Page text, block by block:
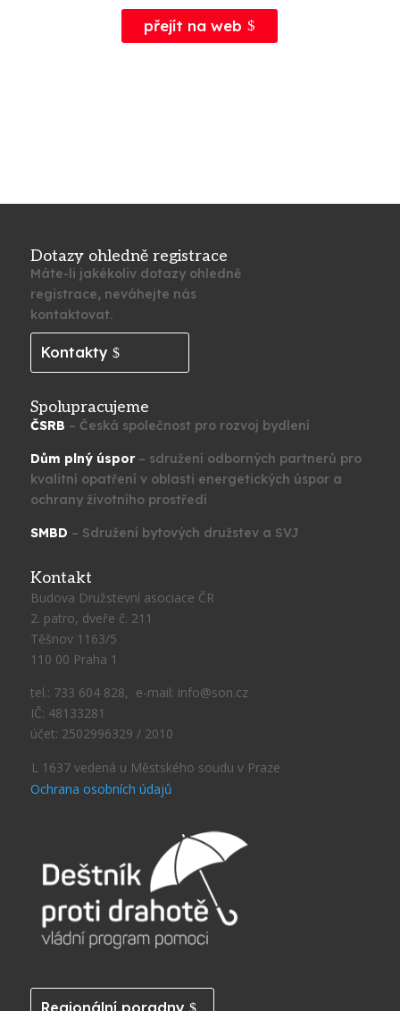
přejít na web
Dotazy ohledně registrace
Máte-li jakékoliv dotazy ohledně
registrace, neváhejte nás
kontaktovat.
Kontakty
Spolupracujeme
ČSRB – Česká společnost pro rozvoj bydlení
Dům plný úspor– sdružení odborných partnerů pro
kvalitní opatření v oblasti energetických úspor a
ochrany životního prostředí
SMBD – Sdružení bytových družstev a SVJ
Kontakt
Budova Družstevní asociace ČR
2. patro, dveře č. 211
Těšnov 1163/5
110 00 Praha 1
tel.: 733 604 828, e-mail: info@son.cz
IČ: 48133281
účet: 2502996329 / 2010
L 1637 vedená u Městského soudu v Praze
Ochrana osobních údajů
Regionální poradny